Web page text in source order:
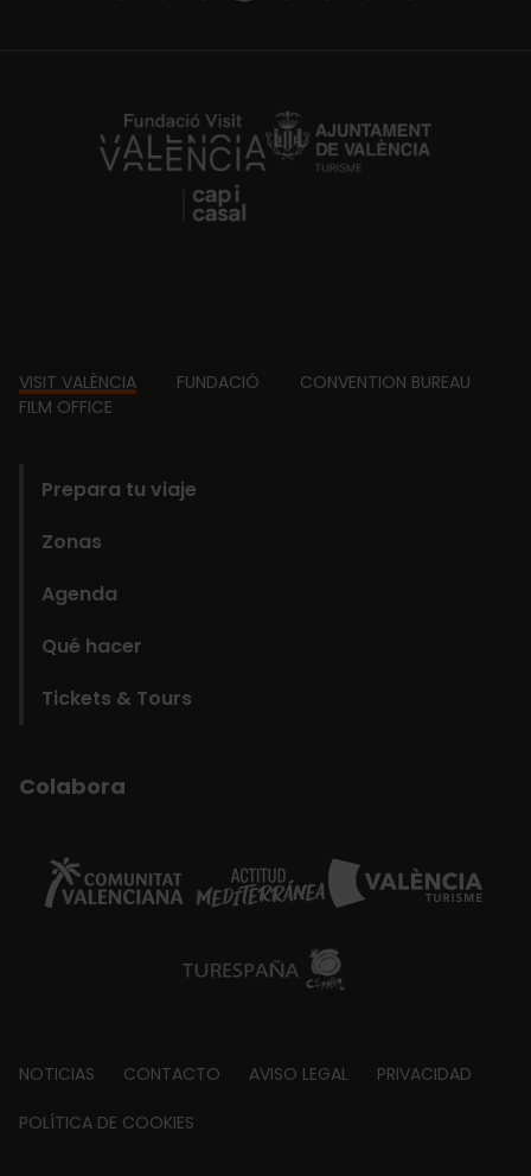
https://fundacion.visitvalencia.com/
Footer
VISIT VALÈNCIA FUNDACIÓ
CONVENTION BUREAU
FILM OFFICE
Prepara tu viaje
Zonas
Agenda
Qué hacer
Tickets & Tours
Colabora
Footer
about
NOTICIAS CONTACTO AVISO LEGAL PRIVACIDAD
POLÍTICA DE COOKIES